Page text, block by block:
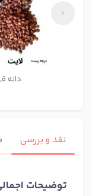
دانه
نقد و بررسی
توضیحات